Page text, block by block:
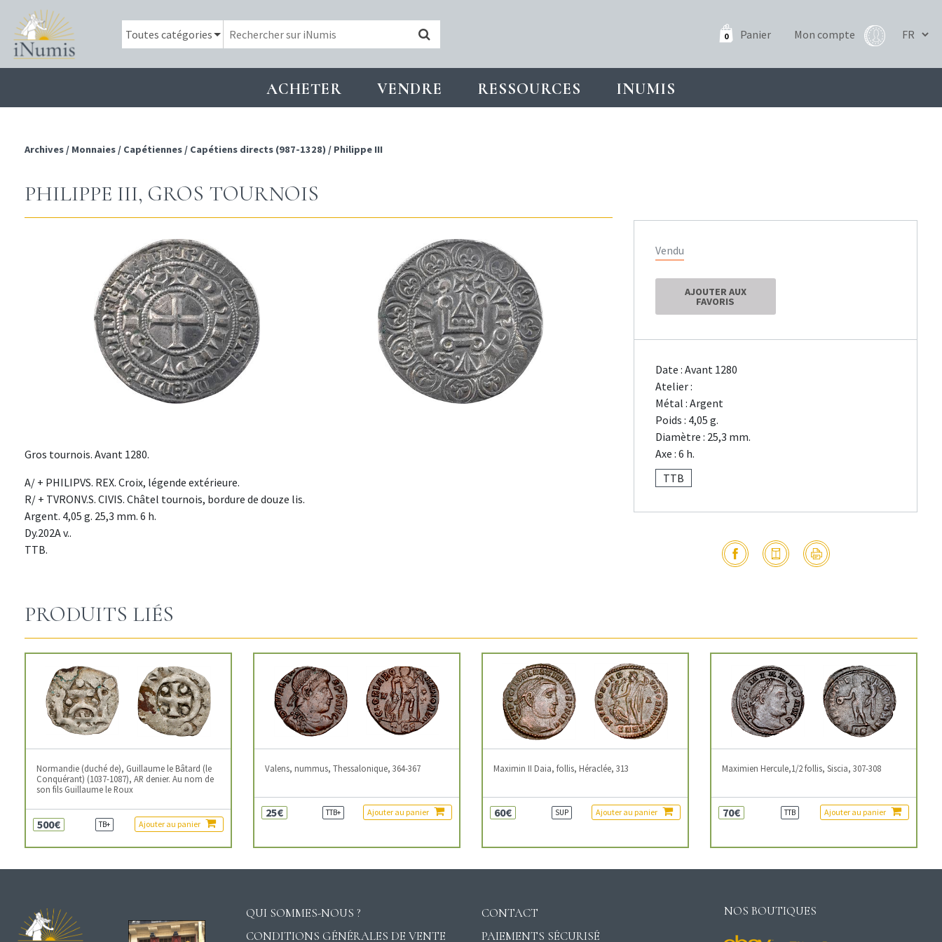
0 Panier Mon compte
ACHETER VENDRE RESSOURCES INUMIS
Archives / Monnaies / Capétiennes / Capétiens directs (987-1328) / Philippe III
PHILIPPE III, GROS TOURNOIS
Gros tournois. Avant 1280.
A/ + PHILIPVS. REX. Croix, légende extérieure.
R/ + TVRONV.S. CIVIS. Châtel tournois, bordure de douze lis.
Argent. 4,05 g. 25,3 mm. 6 h.
Dy.202A v..
TTB.
Vendu
AJOUTER AUX
FAVORIS
Date : Avant 1280
Atelier :
Métal : Argent
Poids : 4,05 g.
Diamètre : 25,3 mm.
Axe : 6 h.
TTB
PRODUITS LIÉS
Normandie (duché de), Guillaume le Bâtard (le
Conquérant) (1037-1087), AR denier. Au nom de
son fils Guillaume le Roux
500€ TB+ Ajouter au panier
Valens, nummus, Thessalonique, 364-367
25€ TTB+ Ajouter au panier
Maximin II Daia, follis, Héraclée, 313
60€ SUP Ajouter au panier
Maximien Hercule,1/2 follis, Siscia, 307-308
70€ TTB Ajouter au panier
QUI SOMMES-NOUS ?
CONDITIONS GÉNÉRALES DE VENTE
CONTACT
PAIEMENTS SÉCURISÉ
NOS BOUTIQUES